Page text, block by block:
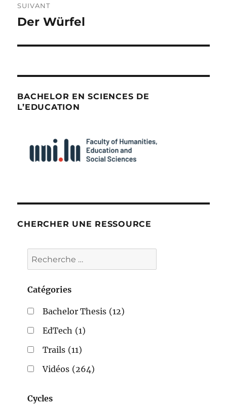
SUIVANT
Publication
Der Würfel
BACHELOR EN SCIENCES DE
L’EDUCATION
CHERCHER UNE RESSOURCE
Catégories
Bachelor Thesis (12)
EdTech (1)
Trails (11)
Vidéos (264)
Cycles